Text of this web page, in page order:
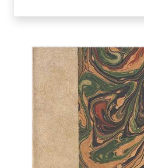
TABULAE
VASSE’.
1544
quantità